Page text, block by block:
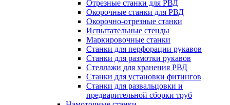
Отрезные станки для РВД
Окорочные станки для РВД
Окорочно-отрезные станки
Испытательные стенды
Маркировочные станки
Станки для перфорации рукавов
Станки для размотки рукавов
Стеллажи для хранения РВД
Станки для установки фитингов
Станки для развальцовки и
предварительной сборки труб